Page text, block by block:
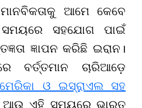
ଆମେ କେବେ
ସହଯୋଗ ପାଇଁ
ଜ୍ଞାପନ କରିଛି ଇରାନ।
ବର୍ତ୍ତମାନ ଚାରିଆଡ଼େ
ଓ ଇସ୍ରାଏଲ ସହ
ଆଉ ଏହି ସମୟରେ ଭାରତ